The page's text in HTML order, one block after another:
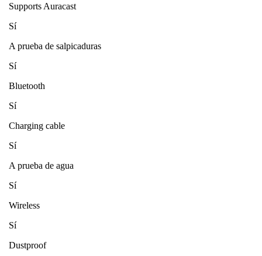
Supports Auracast
Sí
A prueba de salpicaduras
Sí
Bluetooth
Sí
Charging cable
Sí
A prueba de agua
Sí
Wireless
Sí
Dustproof